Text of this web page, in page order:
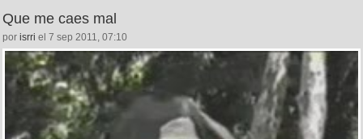
Que me caes mal
por isrri el 7 sep 2011, 07:10